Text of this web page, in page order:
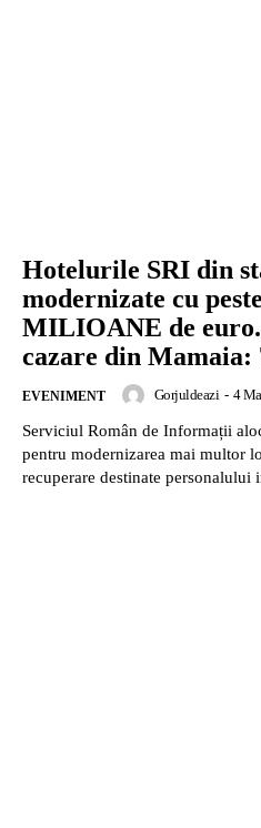
Hotelurile SRI din
modernizate cu
MILIOANE de
cazare din Mamaia:
EVENIMENT Gorjuldeazi - 4
Serviciul Român de Informații
pentru modernizarea mai multor
recuperare destinate personalului